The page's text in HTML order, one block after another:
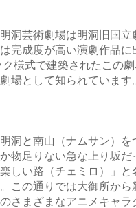
明洞芸術劇場は明洞旧国
完成度が高い演劇作品
様式で建築されたこの
場として知られています
明洞と南山（ナムサン）
物足りない急な上り坂
しい路（チェミロ）」
この通りでは大御所か
さまざまなアニメキャ